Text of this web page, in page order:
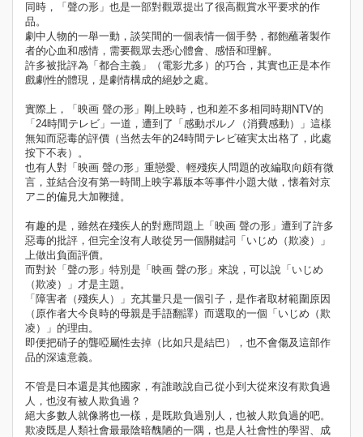
同時，「聲の形」也是一部對觀眾提出了很高觀賞水平要求的作
品。
劇中人物的一舉一動，談笑間的一個表情一個手勢，都飽蘸著製作
者的心血和感情，需要觀眾去悉心體會、感悟和理解。
許多被批評為「都合主義」（電影尤多）的巧合，其實也正是本作
戲劇性的體現，是劇情構成的絕妙之處。
實際上，「映画 聲の形」剛上映時，也和差不多相同時期NTV的
「24時間テレビ」一道，遭到了「感動ポルノ（消費感動）」這樣
無知而惡毒的評價（当然去年的24時間テレビ確実太出格了，此處
按下不表）。
也有人對「映画 聲の形」重戀愛、輕殘疾人問題的改編取向頗有微
言，並結合沒有第一時間上映字幕版本等事件小題大做，懐着対京
アニ的偏見大加鞭撻。
有趣的是，雖然在殘疾人的對應問題上「映画 聲の形」遭到了許多
惡毒的批評，但完全沒有人敢從另一個關鍵詞「いじめ（欺凌）」
上做出負面評價。
而對於「聲の形」特別是「映画 聲の形」來說，可以說「いじめ
（欺凌）」才是主題。
「障害者（殘疾人）」充其量只是一個引子，是作者取材範圍原因
（原作者大今良時的母親是手語翻譯）而選取的一個「いじめ（欺
凌）」的理由。
即便把硝子的聾啞屬性去掉（比如只是結巴），也不會傷及這部作
品的深遠意義。
不管是日本還是其他國家，有誰敢說自己從小到大從來沒有欺負過
人，也沒有被人欺負過？
絕大多數人就像將也一樣，是既欺負過別人，也被人欺負過的吧。
欺凌既是人類社會最最陰暗醜陋的一隅，也是人社會性的學習、成